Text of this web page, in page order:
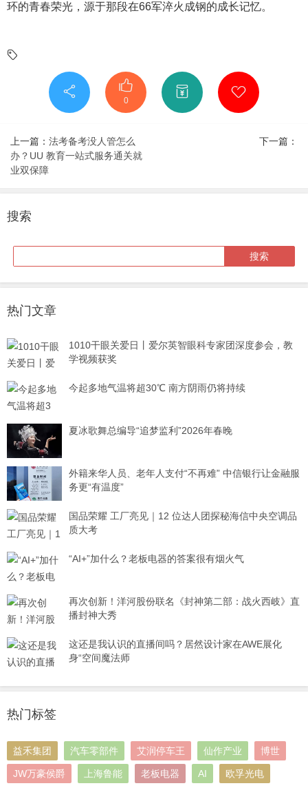
环的青春荣光，源于那段在66军淬火成钢的成长记忆。
0
上一篇： 法考备考没人管怎么
办？UU 教育一站式服务通关就
业双保障
下一篇：
搜索
热门文章
1010干眼关爱日丨爱尔英智眼科专家团深度参会，教
学视频获奖
今起多地气温将超30℃ 南方阴雨仍将持续
夏冰歌舞总编导“追梦监利”2026年春晚
外籍来华人员、老年人支付“不再难” 中信银行让金融服
务更“有温度”
国品荣耀 工厂亮见｜12 位达人团探秘海信中央空调品
质大考
“AI+”加什么？老板电器的答案很有烟火气
再次创新！洋河股份联名《封神第二部：战火西岐》直
播封神大秀
这还是我认识的直播间吗？居然设计家在AWE展化
身“空间魔法师
热门标签
益禾集团 汽车零部件 艾润停车王 仙作产业 博世
JW万豪侯爵 上海鲁能 老板电器 AI 欧孚光电